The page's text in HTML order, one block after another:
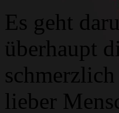
Es geht
überhaupt
lieber